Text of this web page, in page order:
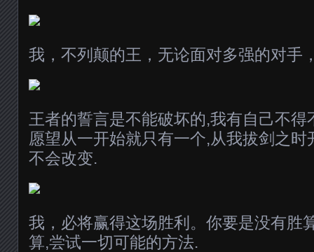
我，不列颠的王，无论面对多强的对手
王者的誓言是不能破坏的,我有自己不得
愿望从一开始就只有一个,从我拔剑之
不会改变.
我，必将赢得这场胜利。你要是没有胜
算,尝试一切可能的方法.